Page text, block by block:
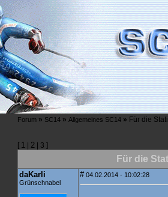
Forum» SC14» Allgemeines SC14» Für die
[ 1| 2| 3 ]
Für die
daKarli
Grünschnabel
#04.02.2014 - 10:02:28